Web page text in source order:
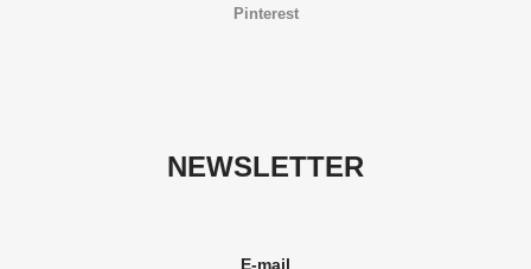
Pinterest
NEWSLETTER
E-mail